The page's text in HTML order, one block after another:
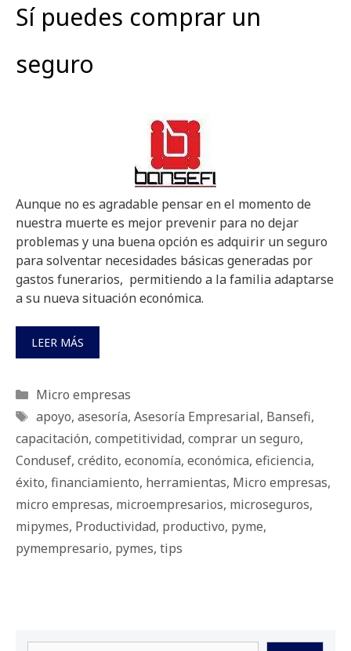
Sí puedes comprar un
seguro
Aunque no es agradable pensar en el momento de
nuestra muerte es mejor prevenir para no dejar
problemas y una buena opción es adquirir un seguro
para solventar necesidades básicas generadas por
gastos funerarios, permitiendo a la familia adaptarse
a su nueva situación económica.
LEER MÁS
Categorías
Micro empresas
Etiquetas
apoyo, asesoría, Asesoría Empresarial, Bansefi,
capacitación, competitividad, comprar un seguro,
Condusef, crédito, economía, económica, eficiencia,
éxito, financiamiento, herramientas, Micro empresas,
micro empresas, microempresarios, microseguros,
mipymes, Productividad, productivo, pyme,
pymempresario, pymes, tips